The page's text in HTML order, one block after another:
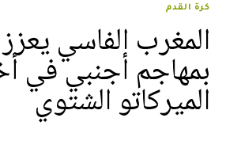
كرة القدم
المغرب الفاسي
بمهاجم أجنبي في
الميركاتو الشتوي